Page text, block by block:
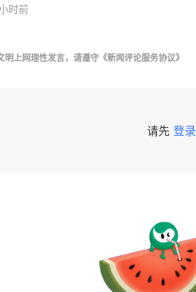
时前
明上网理性发言，请遵守 《新闻评论服务协议》
请先 登录